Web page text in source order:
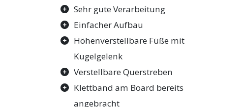
Sehr gute Verarbeitung
Einfacher Aufbau
Höhenverstellbare Füße mit
Kugelgelenk
Verstellbare Querstreben
Klettband am Board bereits
angebracht